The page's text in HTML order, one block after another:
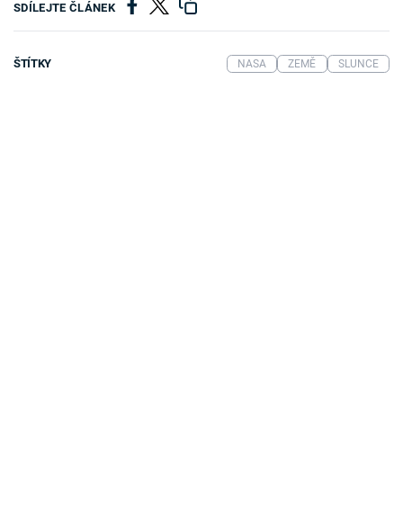
SDÍLEJTE ČLÁNEK
ŠTÍTKY NASA ZEMĚ SLUNCE